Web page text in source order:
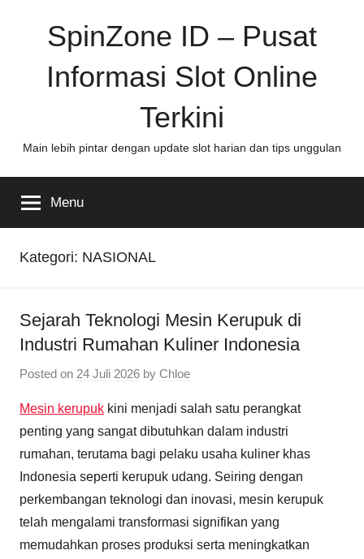
SpinZone ID – Pusat
Informasi Slot Online
Terkini
Main lebih pintar dengan update slot harian dan tips unggulan
Menu
Kategori: NASIONAL
Sejarah Teknologi Mesin Kerupuk di
Industri Rumahan Kuliner Indonesia
Posted on 24 Juli 2026 by Chloe
Mesin kerupuk kini menjadi salah satu perangkat
penting yang sangat dibutuhkan dalam industri
rumahan, terutama bagi pelaku usaha kuliner khas
Indonesia seperti kerupuk udang. Seiring dengan
perkembangan teknologi dan inovasi, mesin kerupuk
telah mengalami transformasi signifikan yang
memudahkan proses produksi serta meningkatkan